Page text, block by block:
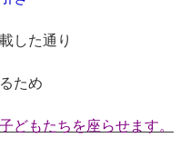
した通り
ため
どもたちを座らせます。